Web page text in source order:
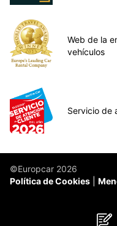
Web de la
vehículos
Servicio de
©Europcar 2026
Política de Cookies